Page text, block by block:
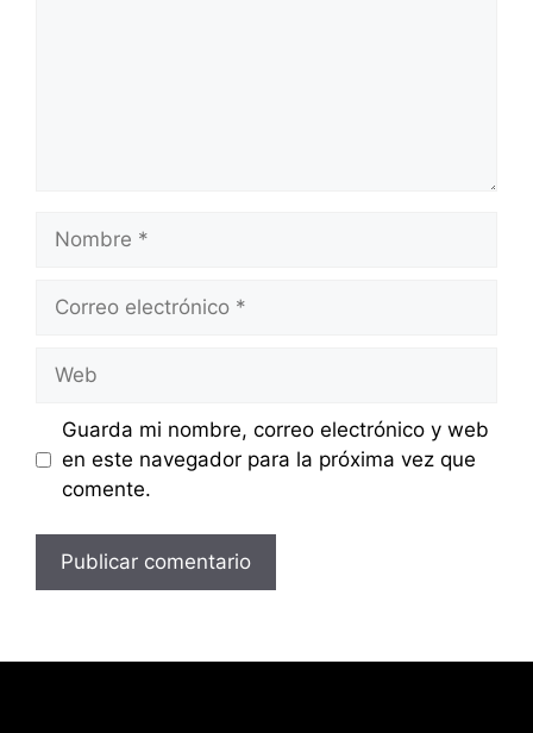
electrónico
Guarda mi nombre, correo electrónico y web
en este navegador para la próxima vez que
comente.